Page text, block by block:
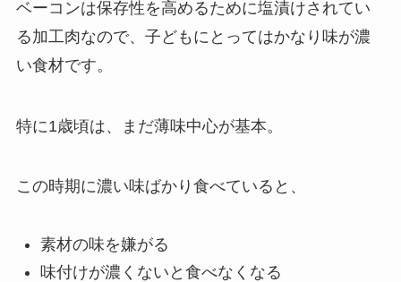
ベーコンは保存性を高めるために塩漬けされてい
る加工肉なので、子どもにとってはかなり味が濃
い食材です。
特に1歳頃は、まだ薄味中心が基本。
この時期に濃い味ばかり食べていると、
素材の味を嫌がる
味付けが濃くないと食べなくなる